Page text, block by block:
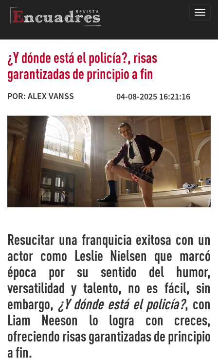
¿Y dónde está el policía?, risas
garantizadas de principio a fin
POR: ALEX VANSS 04-08-2025 16:21:16
Resucitar una franquicia exitosa con un
actor como Leslie Nielsen que marcó
época por su sentido del humor,
versatilidad y talento, no es fácil, sin
embargo, ¿Y dónde está el policía?, con
Liam Neeson lo logra con creces,
ofreciendo risas garantizadas de principio
a fin.